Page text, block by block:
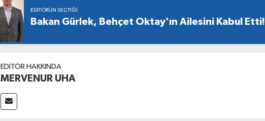
EDITÖRÜN SEÇTIĞI
Bakan Gürlek, Behçet Oktay'ın Ailesini Kabul Etti!
EDITÖR HAKKINDA
MERVENUR UHA